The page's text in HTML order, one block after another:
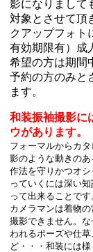
影になりまして
対象とさせて頂
クアップフォト
有効期限有）成
希望の方は期間
予約の方のみと
ます。
和装振袖撮影に
ウがあります。
フォーマルからカ
影のような動きの
作法を守りかつオ
っていくには深い
って出来ることで
カメラマンは着物
撮影できません。
われるポーズや仕
ど・・・和装には